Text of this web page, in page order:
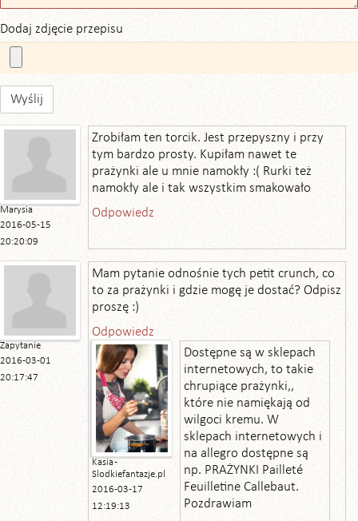
Dodaj zdjęcie przepisu
Wyślij
Marysia
2016-05-15
20:20:09
Zrobiłam ten torcik. Jest przepyszny i przy
tym bardzo prosty. Kupiłam nawet te
prażynki ale u mnie namokły :( Rurki też
namokły ale i tak wszystkim smakowało
Odpowiedz
Zapytanie
2016-03-01
20:17:47
Mam pytanie odnośnie tych petit crunch, co
to za prażynki i gdzie mogę je dostać? Odpisz
proszę :)
Odpowiedz
Kasia -
Slodkiefantazje.pl
2016-03-17
12:19:13
Dostępne są w sklepach
internetowych, to takie
chrupiące prażynki,,
które nie namiękają od
wilgoci kremu. W
sklepach internetowych i
na allegro dostępne są
np. PRAŻYNKI Pailleté
Feuilletine Callebaut.
Pozdrawiam